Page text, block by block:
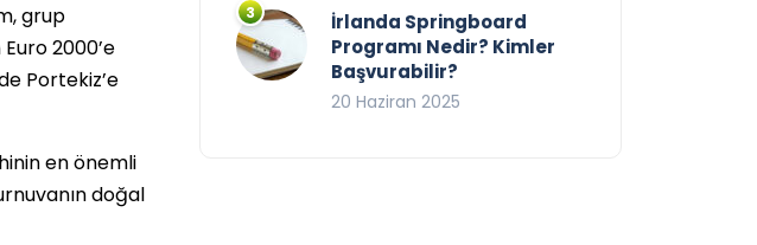
grup
2000’e
Portekiz’e
en önemli
doğal
İrlanda Springboard
Programı Nedir? Kimler
Başvurabilir?
20 Haziran 2025